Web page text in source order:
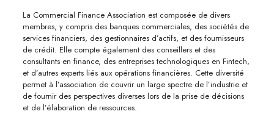
La Commercial Finance Association est composée de divers
membres, y compris des banques commerciales, des sociétés de
services financiers, des gestionnaires d’actifs, et des fournisseurs
de crédit. Elle compte également des conseillers et des
consultants en finance, des entreprises technologiques en Fintech,
et d’autres experts liés aux opérations financières. Cette diversité
permet à l’association de couvrir un large spectre de l’industrie et
de fournir des perspectives diverses lors de la prise de décisions
et de l’élaboration de ressources.